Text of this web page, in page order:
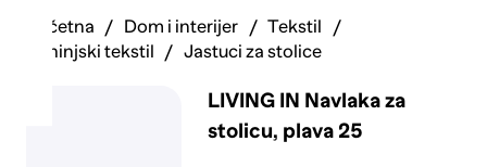
Početna Dom i interijer
Tekstil
Kuhinjski tekstil
Jastuci za stolice
LIVING IN Navlaka za
stolicu, plava 25